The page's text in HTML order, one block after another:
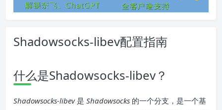
Shadowsocks-libev配置指南
什么是Shadowsocks-libev？
Shadowsocks-libev是 Shadowsocks 的一个分支，是一个基